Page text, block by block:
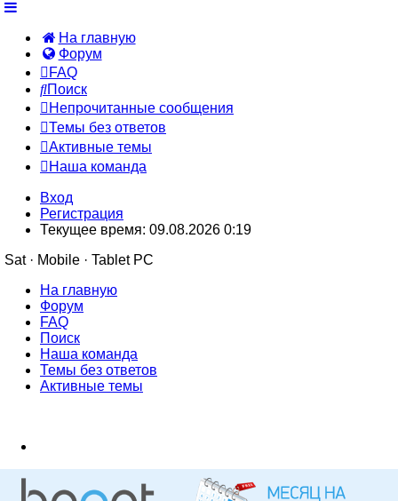
На главную
Форум
FAQ
Поиск
Непрочитанные сообщения
Темы без ответов
Активные темы
Наша команда
Вход
Регистрация
Текущее время: 09.08.2026 0:19
Sat · Mobile · Tablet PC
На главную
Форум
FAQ
Поиск
Наша команда
Темы без ответов
Активные темы